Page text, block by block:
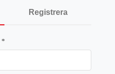
Registrera
*Obligatoriskt